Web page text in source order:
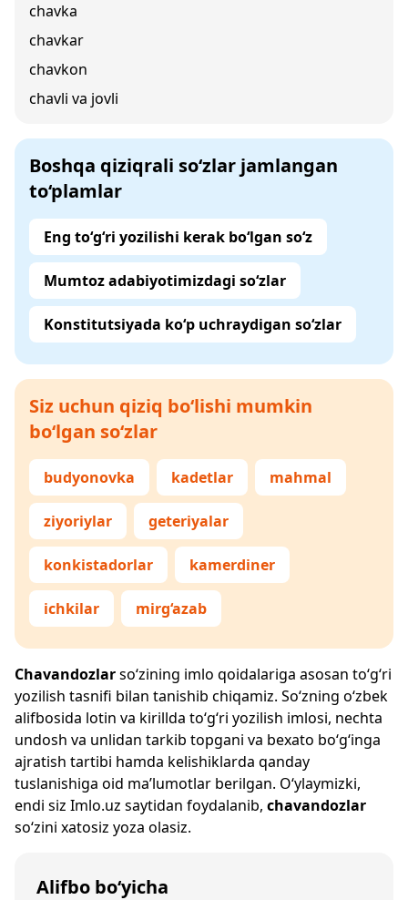
chavka
chavkar
chavkon
chavli va jovli
Boshqa qiziqrali so‘zlar jamlangan
to‘plamlar
Eng to‘g‘ri yozilishi kerak bo‘lgan so‘z
Mumtoz adabiyotimizdagi so‘zlar
Konstitutsiyada ko‘p uchraydigan so‘zlar
Siz uchun qiziq bo‘lishi mumkin
bo‘lgan so‘zlar
budyonovka kadetlar mahmal
ziyoriylar geteriyalar
konkistadorlar kamerdiner
ichkilar mirg‘azab
Chavandozlarso‘zining imlo qoidalariga asosan to‘g‘ri
yozilish tasnifi bilan tanishib chiqamiz. So‘zning o‘zbek
alifbosida lotin va kirillda to‘g‘ri yozilish imlosi, nechta
undosh va unlidan tarkib topgani va bexato bo‘g‘inga
ajratish tartibi hamda kelishiklarda qanday
tuslanishiga oid ma’lumotlar berilgan. O‘ylaymizki,
endi siz Imlo.uz saytidan foydalanib, chavandozlar
so‘zini xatosiz yoza olasiz.
Alifbo bo‘yicha